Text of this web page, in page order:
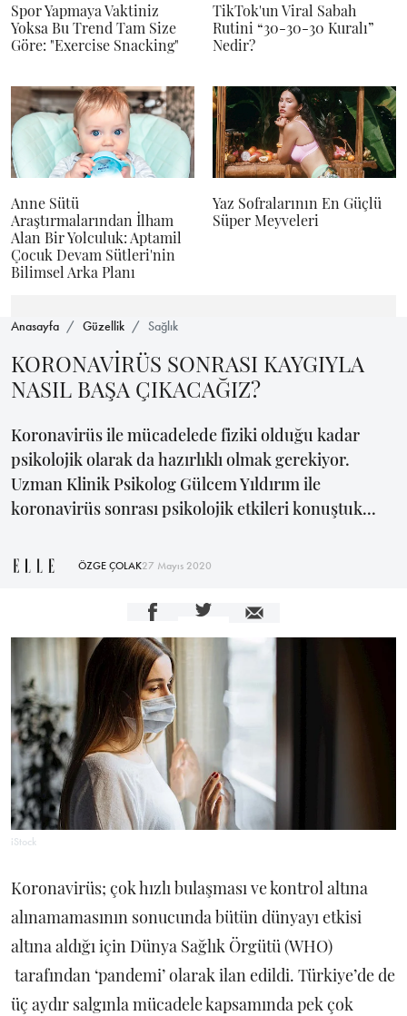
Spor Yapmaya Vaktiniz
Yoksa Bu Trend Tam Size
Göre: "Exercise Snacking"
TikTok'un Viral Sabah
Rutini “30-30-30 Kuralı”
Nedir?
Anne Sütü
Araştırmalarından İlham
Alan Bir Yolculuk: Aptamil
Çocuk Devam Sütleri'nin
Bilimsel Arka Planı
Yaz Sofralarının En Güçlü
Süper Meyveleri
Anasayfa Güzellik Sağlık
KORONAVİRÜS SONRASI KAYGIYLA
NASIL BAŞA ÇIKACAĞIZ?
Koronavirüs ile mücadelede fiziki olduğu kadar
psikolojik olarak da hazırlıklı olmak gerekiyor.
Uzman Klinik Psikolog Gülcem Yıldırım ile
koronavirüs sonrası psikolojik etkileri konuştuk...
ÖZGE ÇOLAK27 Mayıs 2020
iStock
Koronavirüs; çok hızlı bulaşması ve kontrol altına
alınamamasının sonucunda bütün dünyayı etkisi
altına aldığı için Dünya Sağlık Örgütü (WHO)
tarafından ‘pandemi’ olarak ilan edildi. Türkiye’de de
üç aydır salgınla mücadele kapsamında pek çok